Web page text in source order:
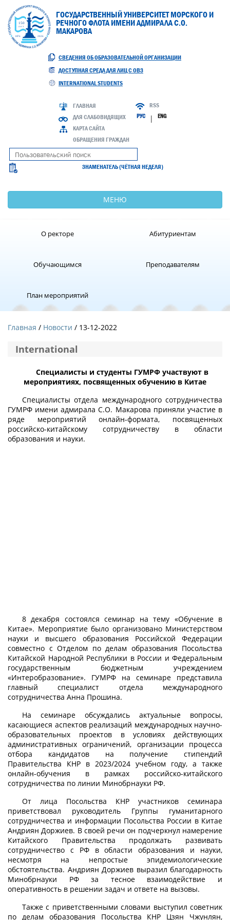
ГОСУДАРСТВЕННЫЙ УНИВЕРСИТЕТ МОРСКОГО И
РЕЧНОГО ФЛОТА ИМЕНИ АДМИРАЛА С.О.
МАКАРОВА
СВЕДЕНИЯ ОБ ОБРАЗОВАТЕЛЬНОЙ ОРГАНИЗАЦИИ
ДОСТУПНАЯ СРЕДА ДЛЯ ЛИЦ С ОВЗ
INTERNATIONAL STUDENTS
ГЛАВНАЯ
ДЛЯ СЛАБОВИДЯЩИХ
КАРТА САЙТА
ОБРАЩЕНИЯ ГРАЖДАН
RSS
РУС | ENG
ЗНАМЕНАТЕЛЬ (ЧЁТНАЯ НЕДЕЛЯ)
МЕНЮ
О ректоре Абитуриентам
Обучающимся Преподавателям
План мероприятий
Главная Новости / 13-12-2022
International
Специалисты и студенты ГУМРФ участвуют в
мероприятиях, посвященных обучению в Китае
Специалисты отдела международного сотрудничества
ГУМРФ имени адмирала С.О. Макарова приняли участие в
ряде мероприятий онлайн-формата, посвященных
российско-китайскому сотрудничеству в области
образования и науки.
8 декабря состоялся семинар на тему «Обучение в
Китае». Мероприятие было организовано Министерством
науки и высшего образования Российской Федерации
совместно с Отделом по делам образования Посольства
Китайской Народной Республики в России и Федеральным
государственным бюджетным учреждением
«Интеробразование». ГУМРФ на семинаре представила
главный специалист отдела международного
сотрудничества Анна Прошина.
На семинаре обсуждались актуальные вопросы,
касающиеся аспектов реализаций международных научно-
образовательных проектов в условиях действующих
административных ограничений, организации процесса
отбора кандидатов на получение стипендий
Правительства КНР в 2023/2024 учебном году, а также
онлайн-обучения в рамках российско-китайского
сотрудничества по линии Минобрнауки РФ.
От лица Посольства КНР участников семинара
приветствовал руководитель Группы гуманитарного
сотрудничества и информации Посольства России в Китае
Андриян Доржиев. В своей речи он подчеркнул намерение
Китайского Правительства продолжать развивать
сотрудничество с РФ в области образования и науки,
несмотря на непростые эпидемиологические
обстоятельства. Андриян Доржиев выразил благодарность
Минобрнауки РФ за тесное взаимодействие и
оперативность в решении задач и ответе на вызовы.
Также с приветственными словами выступил советник
по делам образования Посольства КНР Цзян Чжунлян,